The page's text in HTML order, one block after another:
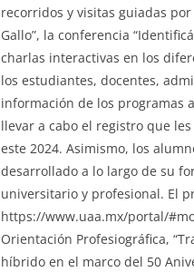
recorridos y visitas guiadas
Gallo”, la conferencia
charlas interactivas en los
los estudiantes, docentes,
información de los programas
llevar a cabo el registro que
este 2024. Asimismo, los
desarrollado a lo largo de su
universitario y profesional. El
https://www.uaa.mx/portal/
Orientación Profesiográfica,
híbrido en el marco del 50